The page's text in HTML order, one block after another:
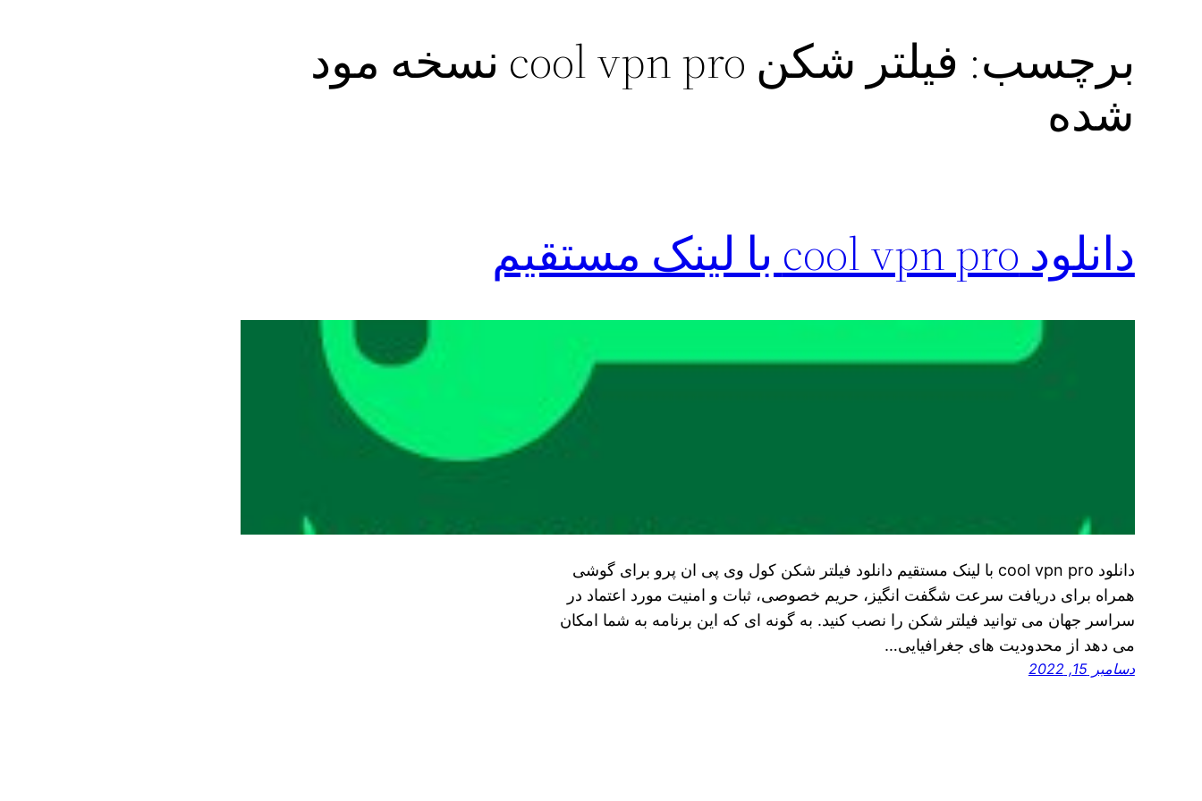
برچسب:
فیلتر شکن cool vpn pro نسخه مود
شده
دانلود cool vpn pro با لینک مستقیم
دانلود cool vpn pro با لینک مستقیم دانلود فیلتر شکن کول وی پی ان پرو برای گوشی
همراه برای دریافت سرعت شگفت انگیز، حریم خصوصی، ثبات و امنیت مورد اعتماد در
سراسر جهان می توانید فیلتر شکن را نصب کنید. به گونه ای که این برنامه به شما امکان
می دهد از محدودیت های جغرافیایی…
دسامبر 15, 2022